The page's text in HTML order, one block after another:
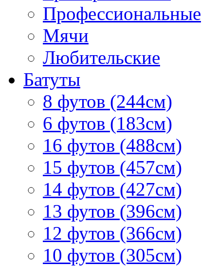
Профессиональные
Мячи
Любительские
Батуты
8 футов (244см)
6 футов (183см)
16 футов (488см)
15 футов (457см)
14 футов (427см)
13 футов (396см)
12 футов (366см)
10 футов (305см)